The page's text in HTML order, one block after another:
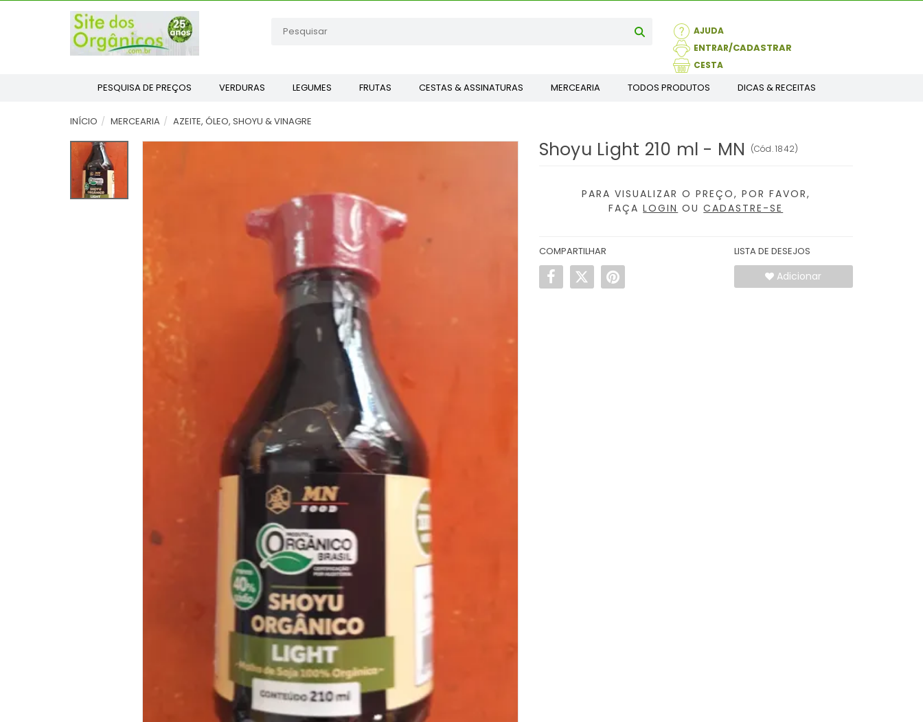
AJUDA
ENTRAR
CESTA
PESQUISA DE PREÇOS VERDURAS LEGUMES FRUTAS CESTAS & ASSINATURAS MERCEARIA TODOS PRODUTOS DICAS & RECEITAS
INÍCIO MERCEARIA AZEITE, ÓLEO, SHOYU & VINAGRE
Shoyu Light 210 ml - MN (Cód.1842)
PARA VISUALIZAR O PREÇO, POR FAVOR,
FAÇALOGIN OUCADASTRE-SE
COMPARTILHAR LISTA DE DESEJOS
Adicionar